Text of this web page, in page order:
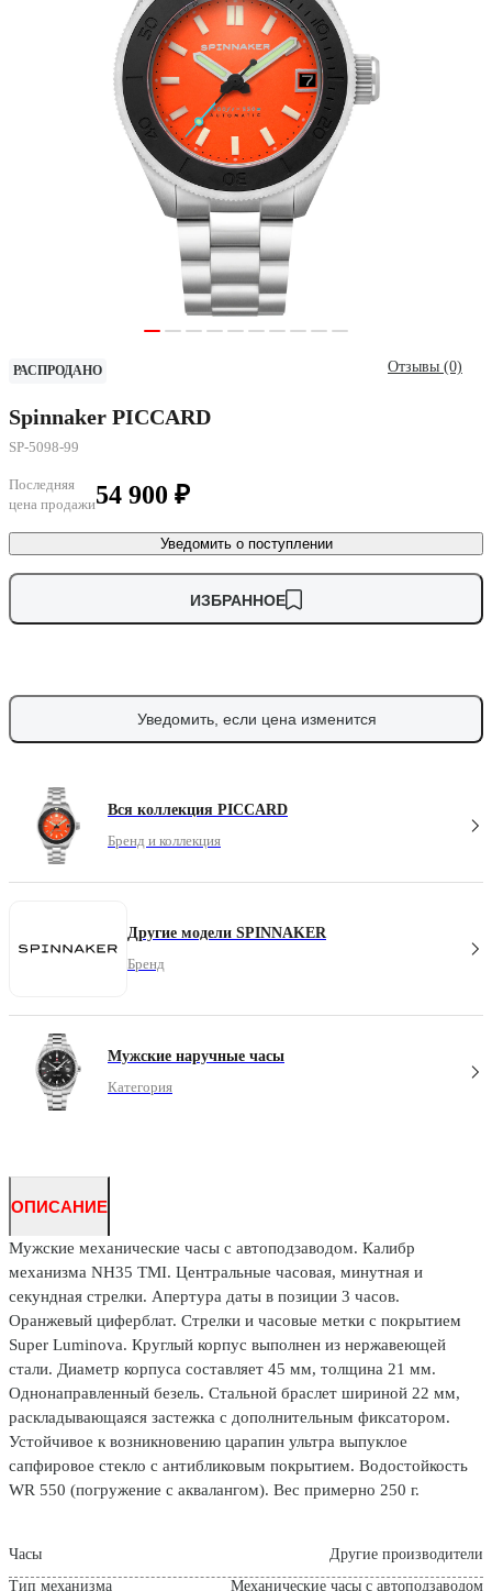
РАСПРОДАНО Отзывы (0)
Spinnaker PICCARD
SP-5098-99
Последняя
цена продажи54 900 ₽
Уведомить о поступлении
ИЗБРАННОЕ
Уведомить, если цена изменится
Вся коллекция PICCARD
Бренд и коллекция
Другие модели SPINNAKER
Бренд
Мужские наручные часы
Категория
ОПИСАНИЕ
Мужские механические часы с автоподзаводом. Калибр
механизма NH35 TMI. Центральные часовая, минутная и
секундная стрелки. Апертура даты в позиции 3 часов.
Оранжевый циферблат. Стрелки и часовые метки с покрытием
Super Luminova. Круглый корпус выполнен из нержавеющей
стали. Диаметр корпуса составляет 45 мм, толщина 21 мм.
Однонаправленный безель. Стальной браслет шириной 22 мм,
раскладывающаяся застежка с дополнительным фиксатором.
Устойчивое к возникновению царапин ультра выпуклое
сапфировое стекло с антибликовым покрытием. Водостойкость
WR 550 (погружение с аквалангом). Вес примерно 250 г.
Часы
Другие производители
Тип механизма
Механические часы с автоподзаводом